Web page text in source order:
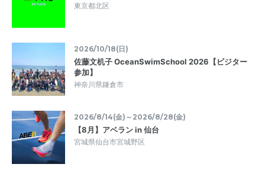
東京都北区
2026/10/18(日)
佐藤文机子 OceanSwimSchool 2026【ビジター
参加】
神奈川県鎌倉市
2026/8/14(金)～2026/8/28(金)
【8月】アベラン in 仙台
宮城県仙台市宮城野区